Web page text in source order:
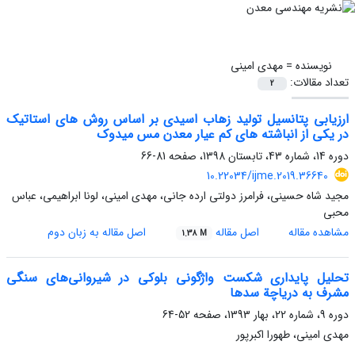
نویسنده =مهدی امینی
تعداد مقالات:
2
ارزیابی پتانسیل تولید زهاب اسیدی بر اساس روش های استاتیک
در یکی از انباشته های کم عیار معدن مس میدوک
دوره 14، شماره 43، تابستان 1398، صفحه
81-66
10.22034/ijme.2019.36640
مجید شاه حسینی، فرامرز دولتی ارده جانی، مهدی امینی، لونا ابراهیمی، عباس
محبی
مشاهده مقاله
اصل مقاله 1.38 M اصل مقاله به زبان دوم
تحلیل پایداری شکست واژگونی بلوکی در شیروانی‌های سنگی
مشرف به دریاچة‌‌ سدها
دوره 9، شماره 22، بهار 1393، صفحه
52-64
مهدی امینی، طهورا اکبرپور